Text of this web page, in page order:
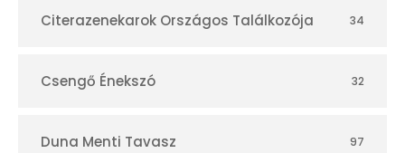
r
Citerazenekarok Országos Találkozója 34
Csengő Énekszó 32
Duna Menti Tavasz 97